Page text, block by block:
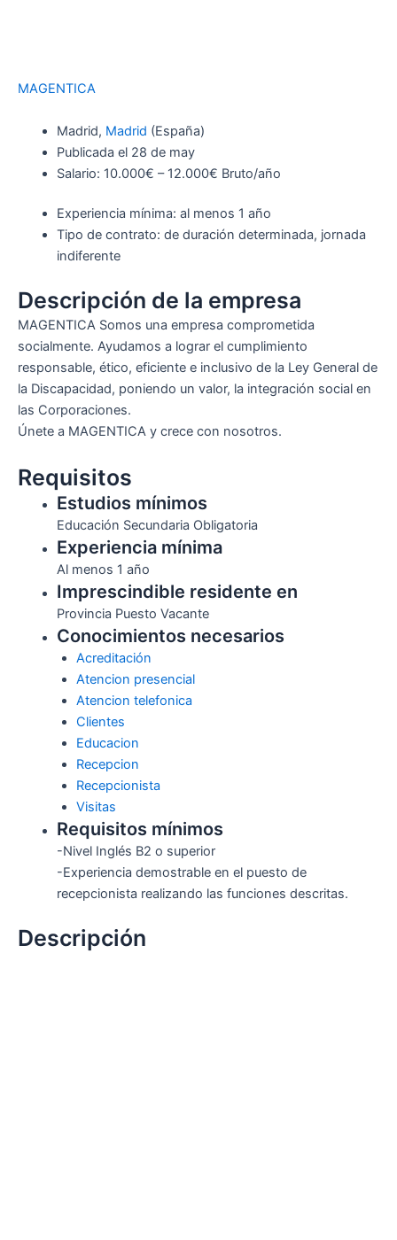
MAGENTICA
Madrid, Madrid (España)
Publicada el 28 de may
Salario: 10.000€ – 12.000€ Bruto/año
Experiencia mínima: al menos 1 año
Tipo de contrato: de duración determinada, jornada
indiferente
Descripción de la empresa
MAGENTICA Somos una empresa comprometida
socialmente. Ayudamos a lograr el cumplimiento
responsable, ético, eficiente e inclusivo de la Ley General de
la Discapacidad, poniendo un valor, la integración social en
las Corporaciones.
Únete a MAGENTICA y crece con nosotros.
Requisitos
Estudios mínimos
Educación Secundaria Obligatoria
Experiencia mínima
Al menos 1 año
Imprescindible residente en
Provincia Puesto Vacante
Conocimientos necesarios
Acreditación
Atencion presencial
Atencion telefonica
Clientes
Educacion
Recepcion
Recepcionista
Visitas
Requisitos mínimos
-Nivel Inglés B2 o superior
-Experiencia demostrable en el puesto de
recepcionista realizando las funciones descritas.
Descripción